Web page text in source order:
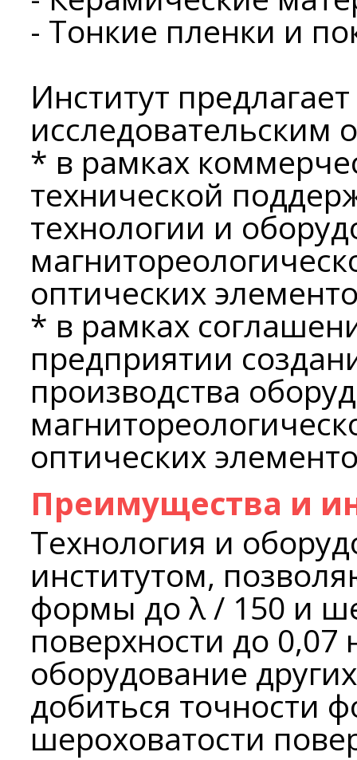
- Тонкие пленки и
Институт
исследовательским
* в рамках
технической
технологии и
оптических
* в рамках
предприятии
производства
оптических
Преимущества и
Технология и
институтом,
формы до λ / 150 и
поверхности до 0,07
оборудование
добиться точности
шероховатости